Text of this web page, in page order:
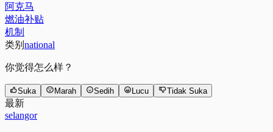
阿克马
燃油补贴
机制
类别 national
你觉得怎么样？
Suka Marah Sedih Lucu Tidak Suka
最新
selangor